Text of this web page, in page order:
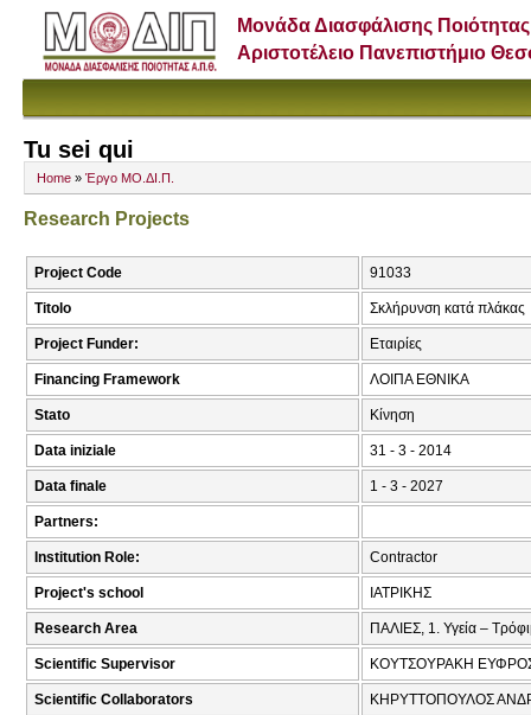
Μονάδα Διασφάλισης Ποιότητας
Αριστοτέλειο Πανεπιστήμιο
Tu sei qui
Home » Έργο ΜΟ.ΔΙ.Π.
Research Projects
Project Code 91033
Titolo Σκλήρυνση κατά πλάκας
Project Funder: Εταιρίες
Financing Framework ΛΟΙΠΑ ΕΘΝΙΚΑ
Stato Κίνηση
Data iniziale 31 - 3 - 2014
Data finale 1 - 3 - 2027
Partners:
Institution Role: Contractor
Project's school ΙΑΤΡΙΚΗΣ
Research Area ΠΑΛΙΕΣ, 1. Υγεία –
Scientific Supervisor ΚΟΥΤΣΟΥΡΑΚΗ
Scientific Collaborators ΚΗΡΥΤΤΟΠΟΥΛΟΣ